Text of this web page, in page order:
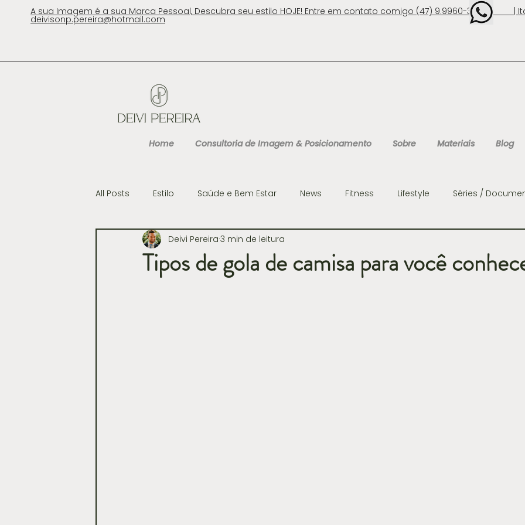
A sua Imagem é a sua Marca Pessoal, Descubra seu estilo HOJE! Entre em contato comigo (47) 9.9960-3131 |
deivisonp.pereira@hotmail.com
Home Consultoria de Imagem & Posicionamento Sobre Materiais Blog
All Posts Estilo Saúde e Bem Estar News Fitness Lifestyle Séries /
Cultura Gastronomia e Viagens
Tipos de gola de camisa para você
Deivi Pereira 3 min de leitura